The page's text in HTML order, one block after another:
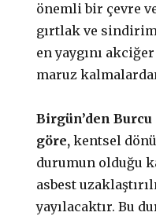
önemli bir çevre
gırtlak ve
en yaygını
maruz
Birgün’den Burcu
göre,kentsel
durumun olduğu
asbest
yayılacaktır. Bu